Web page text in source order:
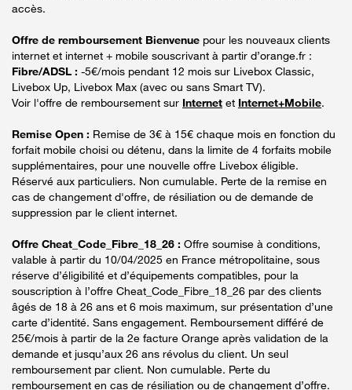
accès.
Offre de remboursement Bienvenue pour les nouveaux clients
internet et internet + mobile souscrivant à partir d’orange.fr :
Fibre/ADSL : -5€/mois pendant 12 mois sur Livebox Classic,
Livebox Up, Livebox Max (avec ou sans Smart TV).
Voir l'offre de remboursement sur Internet et Internet+Mobile.
Remise Open : Remise de 3€ à 15€ chaque mois en fonction du
forfait mobile choisi ou détenu, dans la limite de 4 forfaits mobile
supplémentaires, pour une nouvelle offre Livebox éligible.
Réservé aux particuliers. Non cumulable. Perte de la remise en
cas de changement d'offre, de résiliation ou de demande de
suppression par le client internet.
Offre Cheat_Code_Fibre_18_26 : Offre soumise à conditions,
valable à partir du 10/04/2025 en France métropolitaine, sous
réserve d’éligibilité et d’équipements compatibles, pour la
souscription à l’offre Cheat_Code_Fibre_18_26 par des clients
âgés de 18 à 26 ans et 6 mois maximum, sur présentation d’une
carte d’identité. Sans engagement. Remboursement différé de
25€/mois à partir de la 2e facture Orange après validation de la
demande et jusqu’aux 26 ans révolus du client. Un seul
remboursement par client. Non cumulable. Perte du
remboursement en cas de résiliation ou de changement d’offre.